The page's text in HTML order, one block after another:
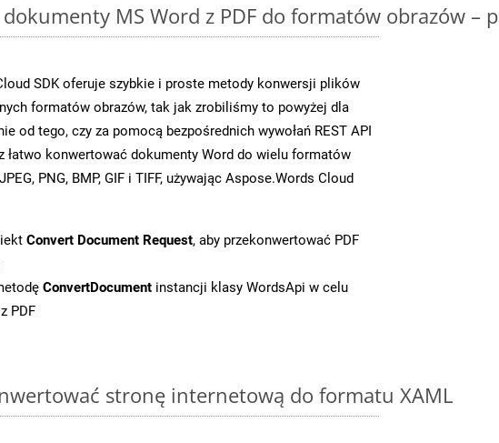
MS Word z PDF do formatów obrazów –
SDK oferuje szybkie i proste metody konwersji plików
formatów obrazów, tak jak zrobiliśmy to powyżej dla
od tego, czy za pomocą bezpośrednich wywołań REST API
łatwo konwertować dokumenty Word do wielu formatów
PNG, BMP, GIF i TIFF, używając Aspose.Words Cloud
Convert Document Request, aby przekonwertować PDF
ConvertDocument instancji klasy WordsApi w celu
PDF
stronę internetową do formatu XAML